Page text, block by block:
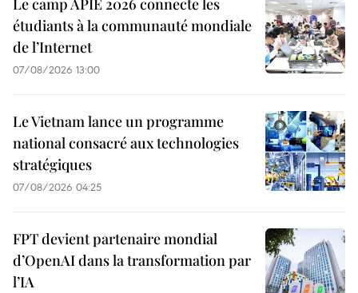
Le camp APIE 2026 connecte les
étudiants à la communauté mondiale
de l’Internet
07/08/2026 13:00
Le Vietnam lance un programme
national consacré aux technologies
stratégiques
07/08/2026 04:25
FPT devient partenaire mondial
d’OpenAI dans la transformation par
l’IA